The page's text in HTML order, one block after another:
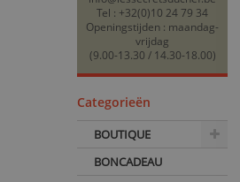
Tel : +32(0)10 24 79 34
Openingstijden : maandag-
vrijdag
(9.00-13.30 / 14.30-18.00)
Categorieën
BOUTIQUE
BONCADEAU